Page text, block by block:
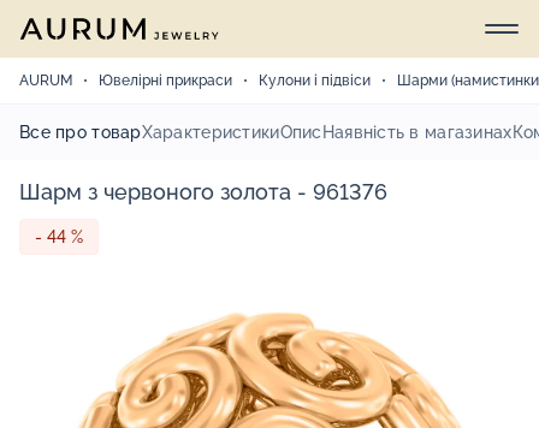
AURUM Ювелірні прикраси Кулони і підвіси Шарми
Все про товарХарактеристикиОпис Наявність в магазинах
Шарм з червоного золота - 961376
- 44 %